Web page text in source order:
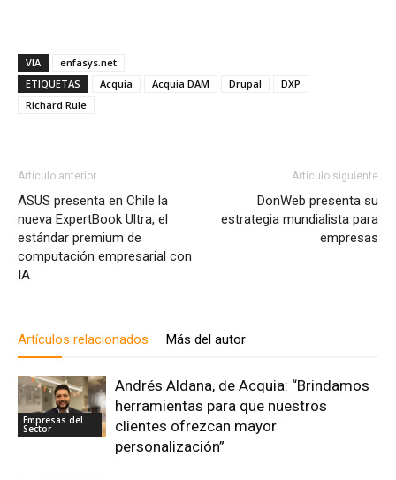
VIA
enfasys.net
ETIQUETAS
Acquia Acquia DAM Drupal
DXP
Richard Rule
Artículo anterior
ASUS presenta en Chile la
nueva ExpertBook Ultra, el
estándar premium de
computación empresarial con
IA
Artículo siguiente
DonWeb presenta su
estrategia mundialista para
empresas
Artículos relacionados Más del autor
Empresas del
Sector
Andrés Aldana, de Acquia: “Brindamos
herramientas para que nuestros
clientes ofrezcan mayor
personalización”